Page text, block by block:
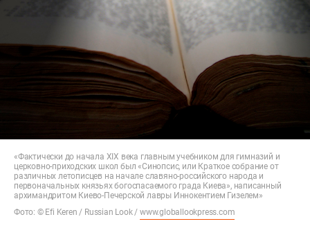
«Фактически до начала XIX века главным учебником для гимназий и
церковно-приходских школ был «Синопсис, или Краткое собрание от
различных летописцев на начале славяно-российского народа и
первоначальных князьях богоспасаемого града Киева», написанный
архимандритом Киево-Печерской лавры Иннокентием Гизелем»
Фото: © Efi Keren / Russian Look /www.globallookpress.com